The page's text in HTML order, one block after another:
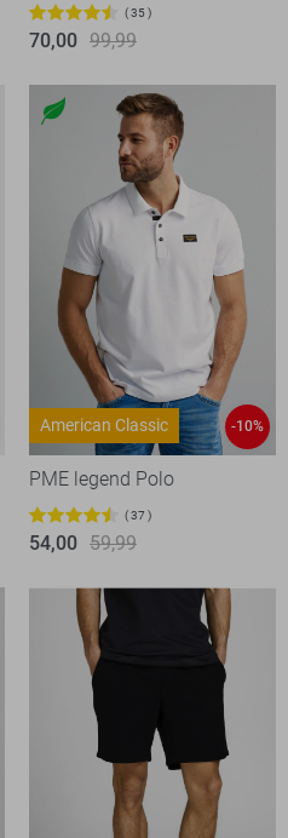
35
70,00 99,99
American Classic -10%
PME legend Polo
37
54,00 59,99